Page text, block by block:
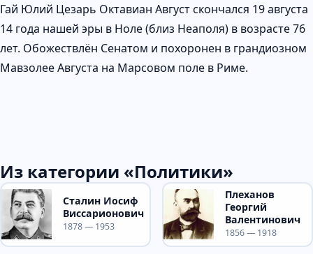
Гай Юлий Цезарь Октавиан Август скончался 19 августа
14 года нашей эры в Ноле (близ Неаполя) в возрасте 76
лет. Обожествлён Сенатом и похоронен в грандиозном
Мавзолее Августа на Марсовом поле в Риме.
Из категории «Политики»
Сталин Иосиф
Виссарионович
1878 — 1953
Плеханов
Георгий
Валентинович
1856 — 1918